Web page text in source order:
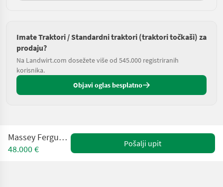
Imate Traktori / Standardni traktori (traktori točkaši) za
prodaju?
Na Landwirt.com dosežete više od 545.000 registriranih
korisnika.
Objavi oglas besplatno
Massey Ferguson 6470-4
48.000 €
Pošalji upit